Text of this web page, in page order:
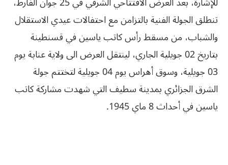
تنطلق الجولة الفنية بالتزامن مع احتفالات عيدي الاستقلال
والشباب، من مسقط رأس كاتب ياسين في قسنطينة
بتاريخ 02 جويلية الجاري، لينتقل العرض الى ولاية عنابة يوم
03 جويلية، وسوق أهراس يوم 04 جويلية لتختتم جولة
الشرق الجزائري بمدينة سطيف التي شهدت مشاركة كاتب
ياسين في أحداث 8 ماي 1945.